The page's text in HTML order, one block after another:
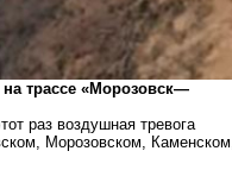
трассе «Морозовск—
раз воздушная тревога
Морозовском, Каменском,